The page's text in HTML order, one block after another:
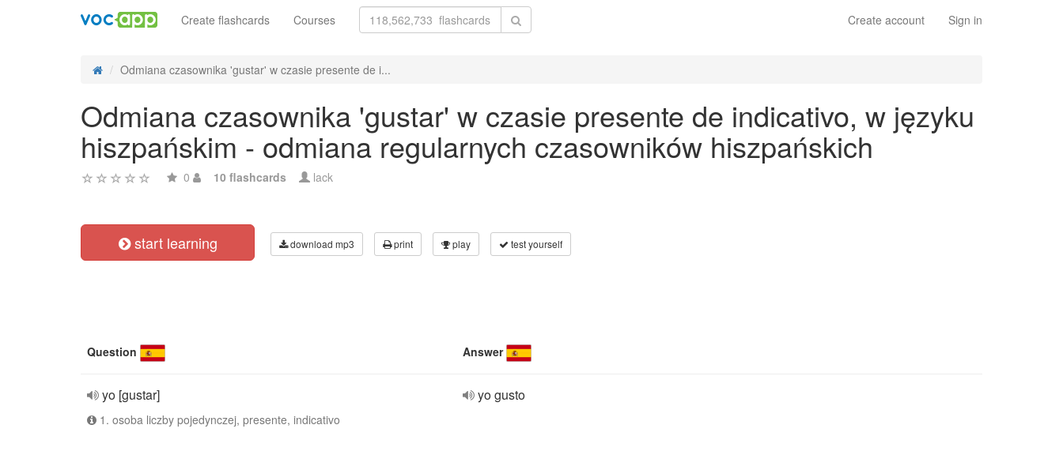
Create account Sign in
Create flashcards Courses
Odmiana czasownika 'gustar' w czasie presente de i...
Odmiana czasownika 'gustar' w czasie presente de indicativo, w języku
hiszpańskim - odmiana regularnych czasowników hiszpańskich
0 10 flashcards lack
start learning download mp3 print play test yourself
Question Answer
yo [gustar]
1. osoba liczby pojedynczej, presente, indicativo
yo gusto